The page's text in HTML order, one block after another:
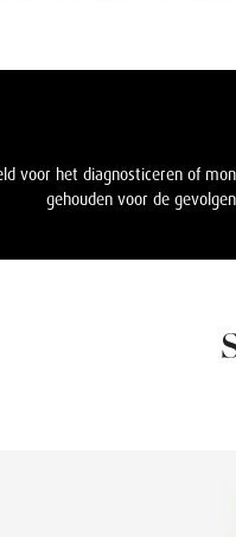
voor het diagnosticeren of
gehouden voor de